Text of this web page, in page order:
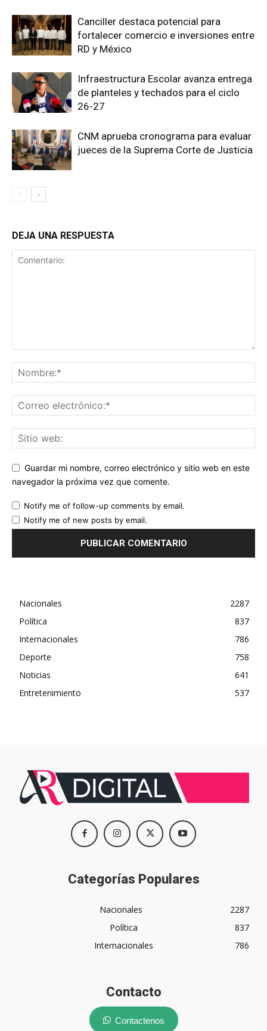
Canciller destaca potencial para
fortalecer comercio e inversiones entre
RD y México
Infraestructura Escolar avanza entrega
de planteles y techados para el ciclo
26-27
CNM aprueba cronograma para evaluar
jueces de la Suprema Corte de Justicia
DEJA UNA RESPUESTA
Guardar mi nombre, correo electrónico y sitio web en este
navegador la próxima vez que comente.
Notify me of follow-up comments by email.
Notify me of new posts by email.
Nacionales
2287
Política
837
Internacionales
786
Deporte
758
Noticias
641
Entretenimiento
537
Categorías Populares
Nacionales
2287
Política
837
Internacionales
786
Contacto
Contactenos